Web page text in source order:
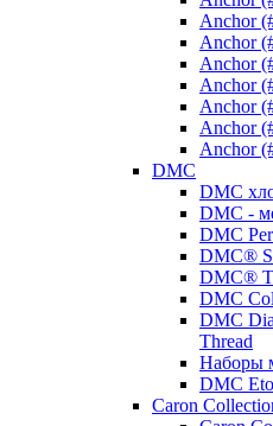
Anchor
Anchor
Anchor
Anchor
Anchor
Anchor
Anchor
DMC
DMC
DMC -
DMC
DMC®
DMC®
DMC
DMC
Thread
Наборы
DMC
Caron